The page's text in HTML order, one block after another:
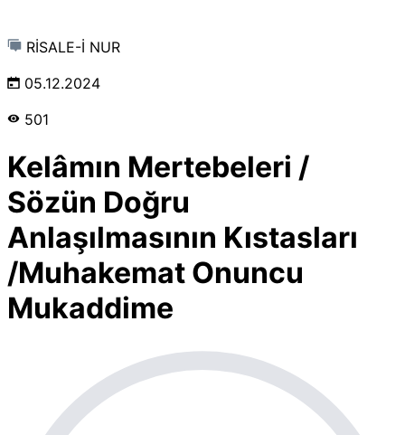
RİSALE-İ NUR
05.12.2024
501
Kelâmın Mertebeleri /
Sözün Doğru
Anlaşılmasının Kıstasları
/Muhakemat Onuncu
Mukaddime